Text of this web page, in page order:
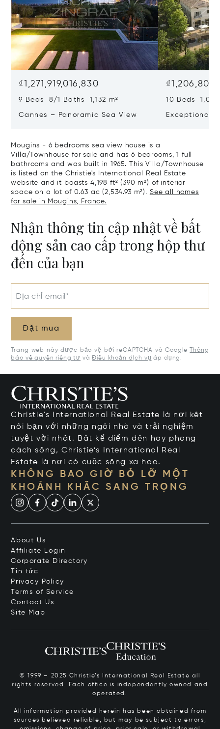
₫1,271,919,016,830
9 Beds 8/1 Baths 1,132 m²
Cannes – Panoramic Sea View
10 Beds 1,020
Exceptional
Mougins - 6 bedrooms sea view house is a
Villa/Townhouse for sale and has 6 bedrooms, 1 full
bathrooms and was built in 1965. This Villa/Townhouse
is listed on the Christie's International Real Estate
website and it boasts 4,198 ft² (390 m²) of interior
space on a lot of 0.63 ac (2,534.93 m²). See all homes
for sale in Mougins, France.
Nhận thông tin cập nhật về bất
động sản cao cấp trong hộp thư
đến của bạn
Địa chỉ email*
Đặt mua
Trang web này được bảo vệ bởi reCAPTCHA và Google
Thông
báo về quyền riêng tư vàĐiều khoản dịch vụ áp dụng.
Christie's International Real Estate là nơi kết
nối bạn với những ngôi nhà và trải nghiệm
tuyệt vời nhất. Bất kể điểm đến hay phong
cách sống, Christie’s International Real
Estate là nơi có cuộc sống xa hoa.
KHÔNG BAO GIỜ BỎ LỠ MỘT
KHOẢNH KHẮC SANG TRỌNG
About Us
Affiliate Login
Corporate Directory
Tin tức
Privacy Policy
Terms of Service
Contact Us
Site Map
© 1999 – 2025 Christie’s International Real Estate all
rights reserved. Each office is independently owned and
operated.
All information provided herein has been obtained from
sources believed reliable, but may be subject to errors,